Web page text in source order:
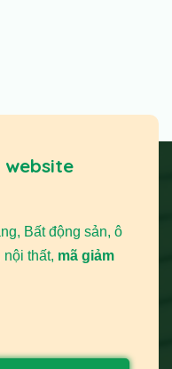
website
Bất động sản, ô
thất, mã giảm